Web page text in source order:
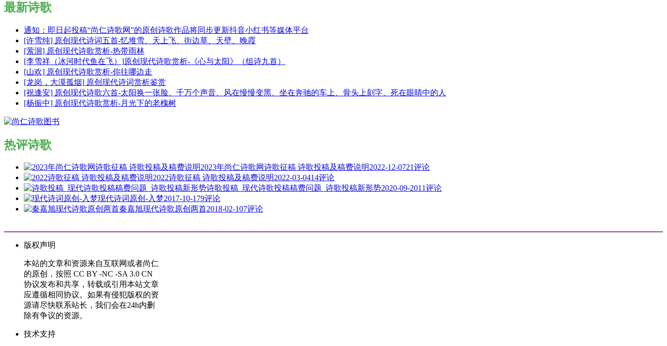
最新诗歌
通知：即日起投稿“尚仁诗歌网”的原创诗歌作品将同步更新抖音小红书等媒体平台
[许雪纯] 原创现代诗词五首-忆堆雪、天上飞、街边草、天壁、晚霞
[萦洄] 原创现代诗歌赏析-热带雨林
[李雪祥（冰河时代鱼在飞）]原创现代诗歌赏析-《心与太阳》（组诗九首）
[山欢] 原创现代诗歌赏析-你往哪边走
[龙岗，大漠孤烟] 原创现代诗词赏析鉴赏
[祝逢安] 原创现代诗歌六首-太阳换一张脸、千万个声音、风在慢慢变黑、坐在奔驰的车上、骨头上刻字、死在眼睛中的人
[杨振中] 原创现代诗歌赏析-月光下的老槐树
热评诗歌
2023年尚仁诗歌网诗歌征稿 诗歌投稿及稿费说明2022-12-0721评论
2022诗歌征稿 诗歌投稿及稿费说明2022-03-0414评论
诗歌投稿_现代诗歌投稿稿费问题_诗歌投稿新形势2020-09-2011评论
现代诗词原创-入梦2017-10-179评论
秦嘉旭现代诗歌原创两首2018-02-107评论
版权声明
本站的文章和资源来自互联网或者尚仁
的原创，按照 CC BY -NC -SA 3.0 CN
协议发布和共享，转载或引用本站文章
应遵循相同协议。如果有侵犯版权的资
源请尽快联系站长，我们会在24h内删
除有争议的资源。
技术支持